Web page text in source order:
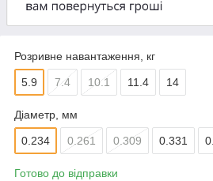
Розривне навантаження, кг
5.9 7.4 10.1 11.4 14
Діаметр, мм
0.234 0.261 0.309 0.331
Готово до відправки